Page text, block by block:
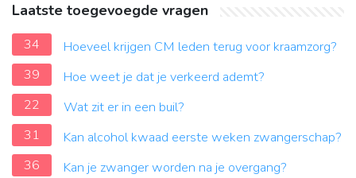
Laatste toegevoegde vragen
34
Hoeveel krijgen CM leden terug voor kraamzorg?
39
Hoe weet je dat je verkeerd ademt?
22
Wat zit er in een buil?
31
Kan alcohol kwaad eerste weken zwangerschap?
36
Kan je zwanger worden na je overgang?